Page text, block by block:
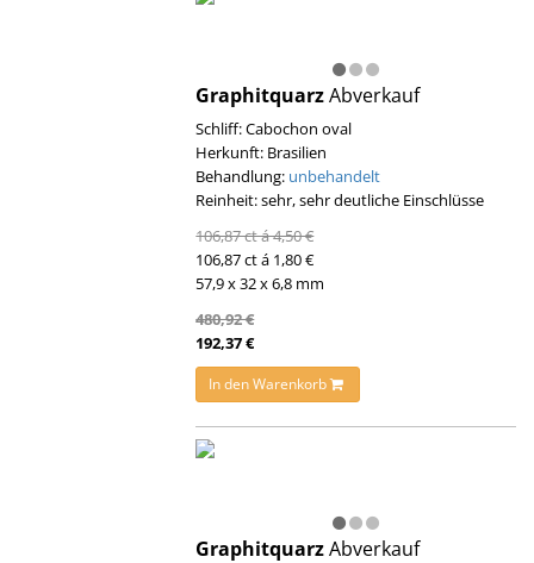
GraphitquarzAbverkauf
Schliff: Cabochon oval
Herkunft: Brasilien
Behandlung: unbehandelt
Reinheit: sehr, sehr deutliche Einschlüsse
106,87 ct á 4,50 €
106,87 ct á 1,80 €
57,9 x 32 x 6,8 mm
480,92 €
192,37 €
In den Warenkorb
GraphitquarzAbverkauf